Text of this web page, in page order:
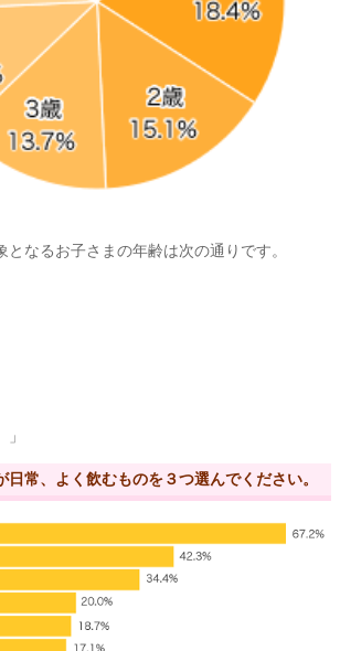
なるお子さまの年齢は次の通りです。
日常、よく飲むものを３つ選んでください。